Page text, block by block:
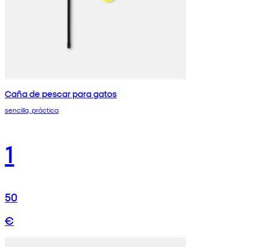
Caña de pescar para gatos
sencilla, práctica
1
50
€